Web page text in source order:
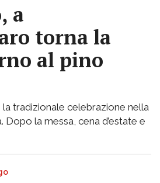
a
torna la
al pino
tradizionale celebrazione nella
Dopo la messa, cena d’estate e